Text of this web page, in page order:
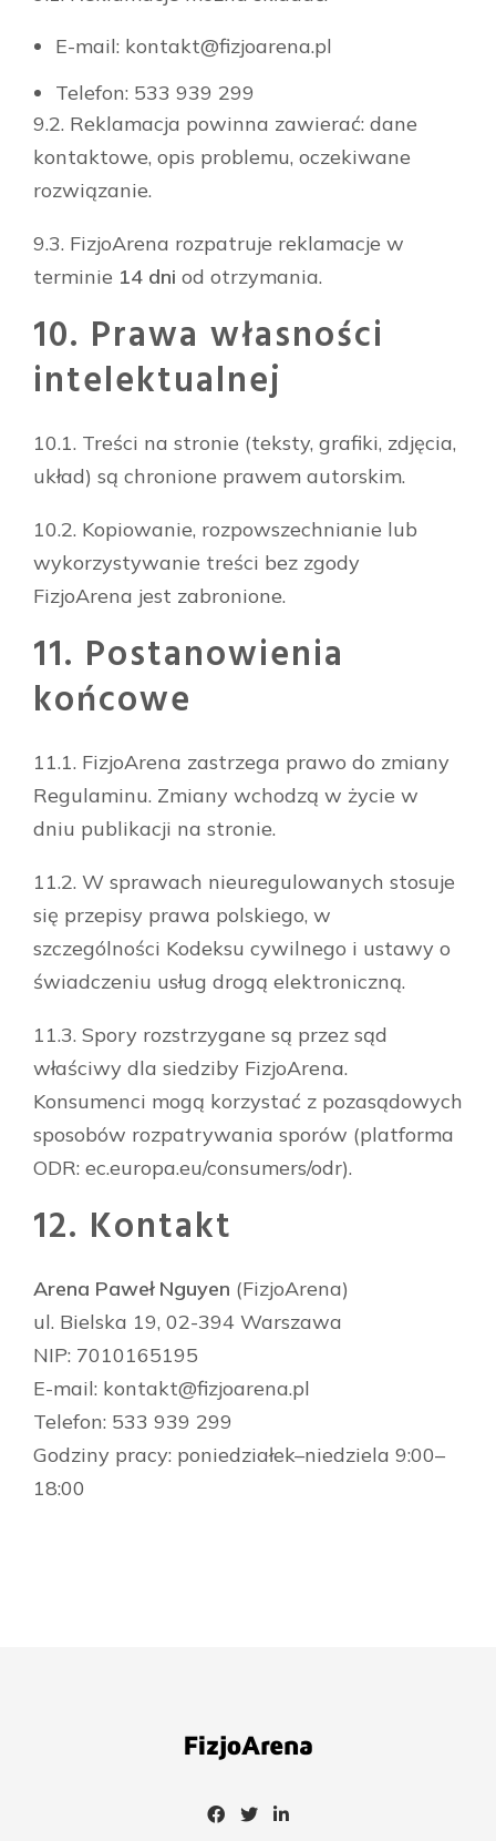
E-mail: kontakt@fizjoarena.pl
Telefon: 533 939 299
9.2. Reklamacja powinna zawierać: dane
kontaktowe, opis problemu, oczekiwane
rozwiązanie.
9.3. FizjoArena rozpatruje reklamacje w
terminie 14 dni od otrzymania.
10. Prawa własności
intelektualnej
10.1. Treści na stronie (teksty, grafiki, zdjęcia,
układ) są chronione prawem autorskim.
10.2. Kopiowanie, rozpowszechnianie lub
wykorzystywanie treści bez zgody
FizjoArena jest zabronione.
11. Postanowienia
końcowe
11.1. FizjoArena zastrzega prawo do zmiany
Regulaminu. Zmiany wchodzą w życie w
dniu publikacji na stronie.
11.2. W sprawach nieuregulowanych stosuje
się przepisy prawa polskiego, w
szczególności Kodeksu cywilnego i ustawy o
świadczeniu usług drogą elektroniczną.
11.3. Spory rozstrzygane są przez sąd
właściwy dla siedziby FizjoArena.
Konsumenci mogą korzystać z pozasądowych
sposobów rozpatrywania sporów (platforma
ODR: ec.europa.eu/consumers/odr).
12. Kontakt
Arena Paweł Nguyen (FizjoArena)
ul. Bielska 19, 02-394 Warszawa
NIP: 7010165195
E-mail: kontakt@fizjoarena.pl
Telefon: 533 939 299
Godziny pracy: poniedziałek–niedziela 9:00–
18:00